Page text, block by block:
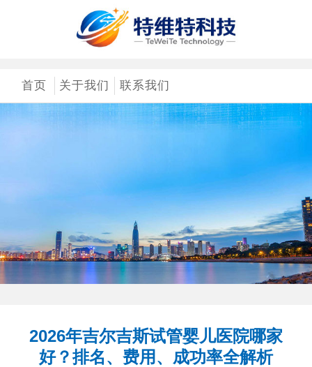
首页 关于我们 联系我们
2026年吉尔吉斯试管婴儿医院哪家
好？排名、费用、成功率全解析